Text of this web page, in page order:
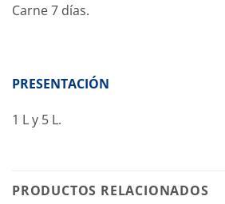
Carne 7 días.
PRESENTACIÓN
1 L y 5 L.
PRODUCTOS RELACIONADOS